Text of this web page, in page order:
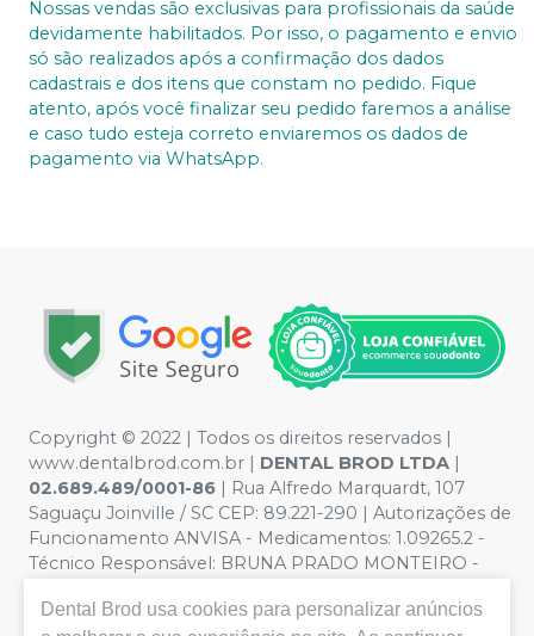
Nossas vendas são exclusivas para profissionais da saúde
devidamente habilitados. Por isso, o pagamento e envio
só são realizados após a confirmação dos dados
cadastrais e dos itens que constam no pedido. Fique
atento, após você finalizar seu pedido faremos a análise
e caso tudo esteja correto enviaremos os dados de
pagamento via WhatsApp.
Copyright © 2022 | Todos os direitos reservados |
www.dentalbrod.com.br | DENTAL BROD LTDA |
02.689.489/0001-86 | Rua Alfredo Marquardt, 107
Saguaçu Joinville / SC CEP: 89.221-290 | Autorizações de
Funcionamento ANVISA - Medicamentos: 1.09265.2 -
Técnico Responsável: BRUNA PRADO MONTEIRO -
Fotos meramente ilustrativas - Os preços e condições
Dental Brod usa cookies para personalizar anúncios